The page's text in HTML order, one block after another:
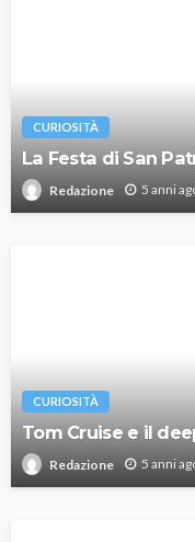
CURIOSITÀ
La Festa di San
Redazione 5 anni
CURIOSITÀ
Tom Cruise e il
Redazione 5 anni